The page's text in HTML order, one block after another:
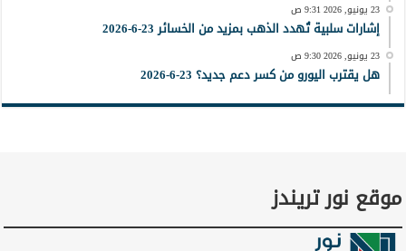
23 يونيو, 2026 9:31 ص
إشارات سلبية تُهدد الذهب بمزيد من الخسائر 23-6-2026
23 يونيو, 2026 9:30 ص
هل يقترب اليورو من كسر دعم جديد؟ 23-6-2026
موقع نور تريندز